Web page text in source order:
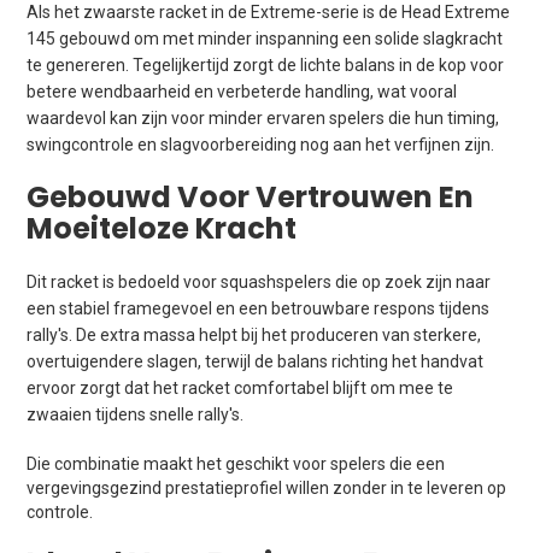
Als het zwaarste racket in de Extreme-serie is de Head Extreme
145 gebouwd om met minder inspanning een solide slagkracht
te genereren. Tegelijkertijd zorgt de lichte balans in de kop voor
betere wendbaarheid en verbeterde handling, wat vooral
waardevol kan zijn voor minder ervaren spelers die hun timing,
swingcontrole en slagvoorbereiding nog aan het verfijnen zijn.
Gebouwd Voor Vertrouwen En
Moeiteloze Kracht
Dit racket is bedoeld voor squashspelers die op zoek zijn naar
een stabiel framegevoel en een betrouwbare respons tijdens
rally's. De extra massa helpt bij het produceren van sterkere,
overtuigendere slagen, terwijl de balans richting het handvat
ervoor zorgt dat het racket comfortabel blijft om mee te
zwaaien tijdens snelle rally's.
Die combinatie maakt het geschikt voor spelers die een
vergevingsgezind prestatieprofiel willen zonder in te leveren op
controle.